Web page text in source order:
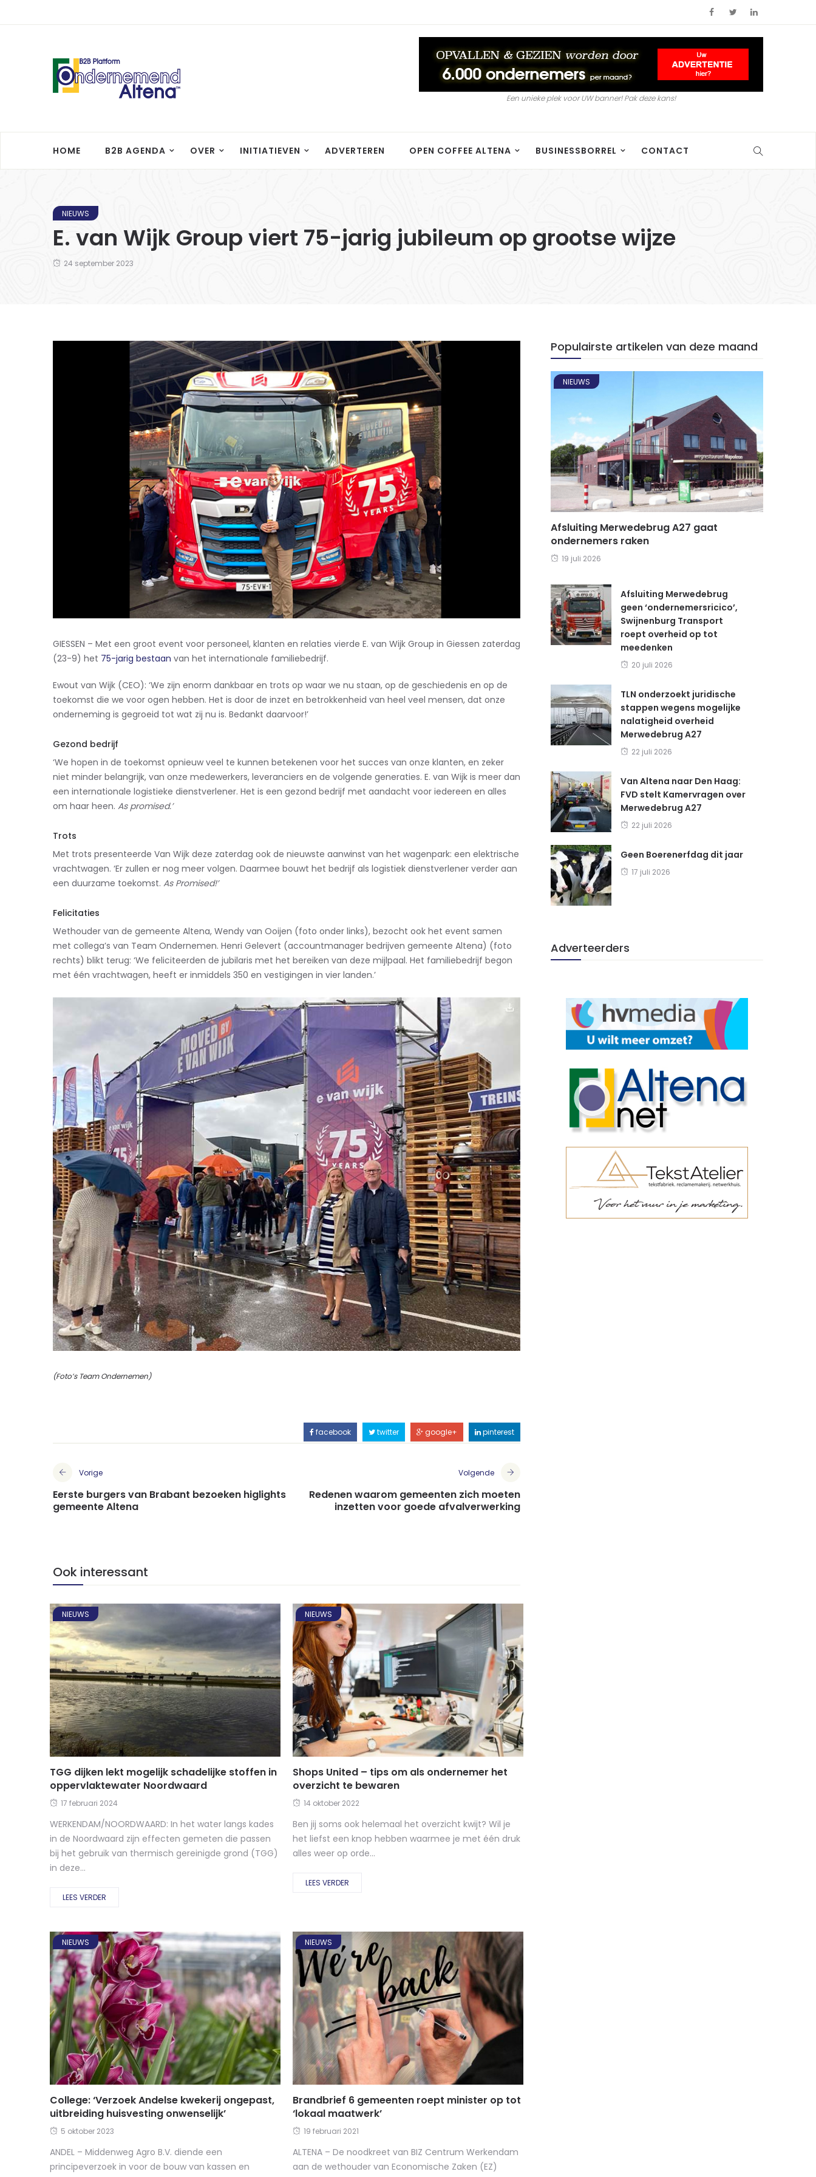
Een unieke plek voor UW banner! Pak deze kans!
HOME B2B AGENDA OVER INITIATIEVEN ADVERTEREN OPEN COFFEE ALTENA BUSINESSBORREL CONTACT
NIEUWS
E. van Wijk Group viert 75-jarig jubileum op grootse wijze
24 september 2023
GIESSEN – Met een groot event voor personeel, klanten en relaties vierde E. van Wijk Group in Giessen zaterdag
(23-9) het 75-jarig bestaan van het internationale familiebedrijf.
Ewout van Wijk (CEO): ‘We zijn enorm dankbaar en trots op waar we nu staan, op de geschiedenis en op de
toekomst die we voor ogen hebben. Het is door de inzet en betrokkenheid van heel veel mensen, dat onze
onderneming is gegroeid tot wat zij nu is. Bedankt daarvoor!’
Gezond bedrijf
‘We hopen in de toekomst opnieuw veel te kunnen betekenen voor het succes van onze klanten, en zeker
niet minder belangrijk, van onze medewerkers, leveranciers en de volgende generaties. E. van Wijk is meer dan
een internationale logistieke dienstverlener. Het is een gezond bedrijf met aandacht voor iedereen en alles
om haar heen. As promised.’
Trots
Met trots presenteerde Van Wijk deze zaterdag ook de nieuwste aanwinst van het wagenpark: een elektrische
vrachtwagen. ‘Er zullen er nog meer volgen. Daarmee bouwt het bedrijf als logistiek dienstverlener verder aan
een duurzame toekomst. As Promised!’
Felicitaties
Wethouder van de gemeente Altena, Wendy van Ooijen (foto onder links), bezocht ook het event samen
met collega’s van Team Ondernemen. Henri Gelevert (accountmanager bedrijven gemeente Altena) (foto
rechts) blikt terug: ‘We feliciteerden de jubilaris met het bereiken van deze mijlpaal. Het familiebedrijf begon
met één vrachtwagen, heeft er inmiddels 350 en vestigingen in vier landen.’
(Foto’s Team Ondernemen)
facebook twitter google+ pinterest
Vorige
Eerste burgers van Brabant bezoeken higlights
gemeente Altena
Volgende
Redenen waarom gemeenten zich moeten
inzetten voor goede afvalverwerking
Ook interessant
NIEUWS
TGG dijken lekt mogelijk schadelijke stoffen in
oppervlaktewater Noordwaard
17 februari 2024
WERKENDAM/NOORDWAARD: In het water langs kades
in de Noordwaard zijn effecten gemeten die passen
bij het gebruik van thermisch gereinigde grond (TGG)
in deze...
LEES VERDER
NIEUWS
Shops United – tips om als ondernemer het
overzicht te bewaren
14 oktober 2022
Ben jij soms ook helemaal het overzicht kwijt? Wil je
het liefst een knop hebben waarmee je met één druk
alles weer op orde...
LEES VERDER
NIEUWS
College: ‘Verzoek Andelse kwekerij ongepast,
uitbreiding huisvesting onwenselijk’
5 oktober 2023
ANDEL – Middenweg Agro B.V. diende een
principeverzoek in voor de bouw van kassen en
NIEUWS
Brandbrief 6 gemeenten roept minister op tot
‘lokaal maatwerk’
19 februari 2021
ALTENA – De noodkreet van BIZ Centrum Werkendam
aan de wethouder van Economische Zaken (EZ)
Populairste artikelen van deze maand
NIEUWS
Afsluiting Merwedebrug A27 gaat
ondernemers raken
19 juli 2026
Afsluiting Merwedebrug
geen ‘ondernemersricico’,
Swijnenburg Transport
roept overheid op tot
meedenken
20 juli 2026
TLN onderzoekt juridische
stappen wegens mogelijke
nalatigheid overheid
Merwedebrug A27
22 juli 2026
Van Altena naar Den Haag:
FVD stelt Kamervragen over
Merwedebrug A27
22 juli 2026
Geen Boerenerfdag dit jaar
17 juli 2026
Adverteerders